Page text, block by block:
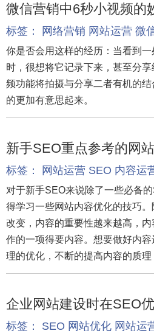
微信营销中6秒小视频的
标签： 网络营销 网站运营 微
你是否会用这样的经历：当看到
时，很想将它记录下来，甚至分
频功能将拍摄与分享二者有机的
的更加有意思起来。
新手SEO重点参考的网
标签： 网站运营 SEO 内容运
对于新手SEO来说除了一些必备
得学习一些网站内容优化的技巧
改变，内容的重要性越来越高，
作的一项得要内容。想要做好内
理的优化，不断的提高内容的质理
企业网站建设时在SEO
标签： SEO 网站优化 网站运